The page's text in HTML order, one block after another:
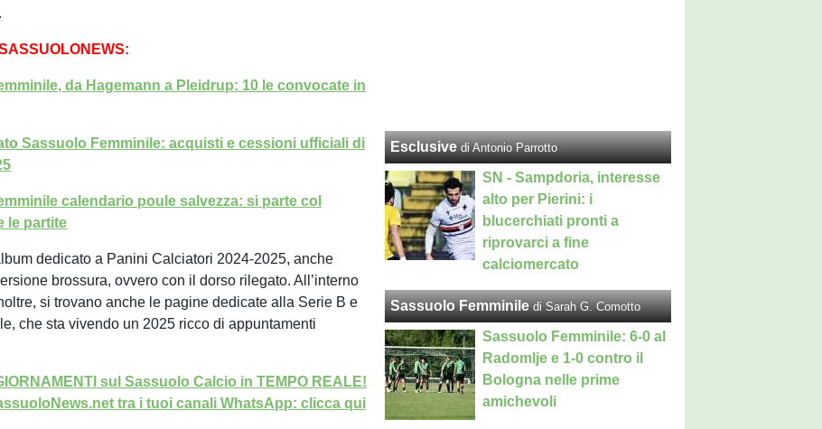
da Hagemann a Pleidrup: 10 le convocate in
Sassuolo Femminile: acquisti e cessioni ufficiali di
calendario poule salvezza: si parte col
le partite
dedicato a Panini Calciatori 2024-2025, anche
brossura, ovvero con il dorso rilegato. All’interno
si trovano anche le pagine dedicate alla Serie B e
che sta vivendo un 2025 ricco di appuntamenti
sul Sassuolo Calcio in TEMPO REALE!
tra i tuoi canali WhatsApp: clicca qui
Esclusive di Antonio Parrotto
SN - Sampdoria, interesse
alto per Pierini: i
blucerchiati pronti a
riprovarci a fine
calciomercato
Sassuolo Femminile di Sarah G. Comotto
Sassuolo Femminile: 6-0 al
Radomlje e 1-0 contro il
Bologna nelle prime
amichevoli